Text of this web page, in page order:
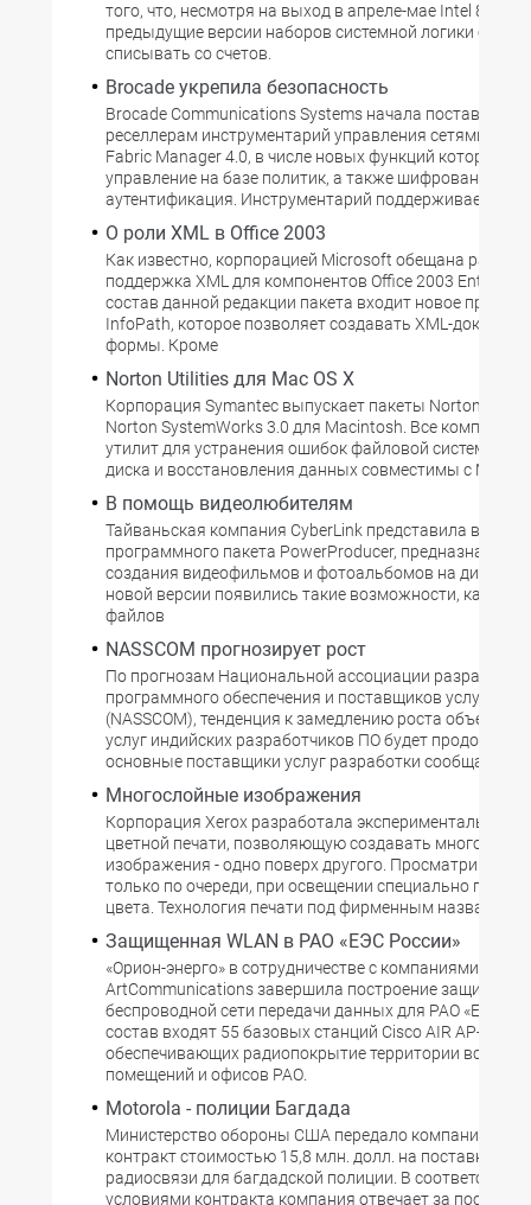
того, что, несмотря на выход в апреле-мае Intel 865 и
предыдущие версии наборов системной логики от
списывать со счетов.
Brocade укрепила безопасность
Brocade Communications Systems начала поставлять
реселлерам инструментарий управления сетями
Fabric Manager 4.0, в числе новых функций которого -
управление на базе политик, а также шифрование и
аутентификация. Инструментарий поддерживает
О роли XML в Office 2003
Как известно, корпорацией Microsoft обещана
поддержка XML для компонентов Office 2003
состав данной редакции пакета входит новое
InfoPath, которое позволяет создавать XML-
формы. Кроме
Norton Utilities для Mac OS X
Корпорация Symantec выпускает пакеты Norton
Norton SystemWorks 3.0 для Macintosh. Все
утилит для устранения ошибок файловой системы,
диска и восстановления данных совместимы с Mac
В помощь видеолюбителям
Тайваньская компания CyberLink представила версию
программного пакета PowerProducer,
создания видеофильмов и фотоальбомов на дисках
новой версии появились такие возможности, как
файлов
NASSCOM прогнозирует рост
По прогнозам Национальной ассоциации
программного обеспечения и поставщиков услуг
(NASSCOM), тенденция к замедлению роста объема
услуг индийских разработчиков ПО будет
основные поставщики услуг разработки сообщают
Многослойные изображения
Корпорация Xerox разработала экспериментальную
цветной печати, позволяющую создавать
изображения - одно поверх другого. Просматривать
только по очереди, при освещении специально
цвета. Технология печати под фирменным названием
Защищенная WLAN в РАО «ЕЭС России»
«Орион-энерго» в сотрудничестве с компаниями
ArtCommunications завершила построение
беспроводной сети передачи данных для РАО «ЕЭС
состав входят 55 базовых станций Cisco AIR AP-
обеспечивающих радиопокрытие территории всех
помещений и офисов РАО.
Motorola - полиции Багдада
Министерство обороны США передало компании
контракт стоимостью 15,8 млн. долл. на поставку
радиосвязи для багдадской полиции. В соответствии с
условиями контракта компания отвечает за поставку